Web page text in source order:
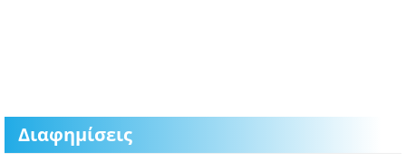
Διαφημίσεις